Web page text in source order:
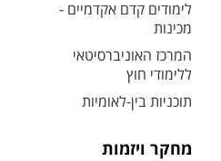
לימודים קדם אקדמיים -
מכינות
המרכז האוניברסיטאי
ללימודי חוץ
תוכניות בין-לאומיות
מחקר ויזמות